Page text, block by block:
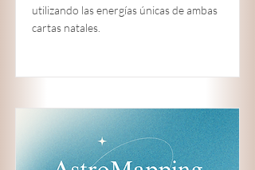
utilizando las energías únicas de ambas
cartas natales.